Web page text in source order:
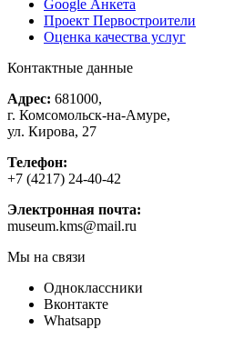
Google Анкета
Проект Первостроители
Оценка качества услуг
Контактные данные
Адрес: 681000,
г. Комсомольск-на-Амуре,
ул. Кирова, 27
Телефон:
+7 (4217) 24-40-42
Электронная почта:
museum.kms@mail.ru
Мы на связи
Одноклассники
Вконтакте
Whatsapp